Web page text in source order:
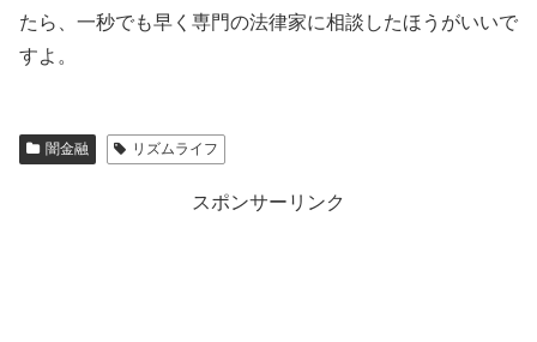
たら、一秒でも早く専門の法律家に相談したほうがいいで
すよ。
闇金融 リズムライフ
スポンサーリンク